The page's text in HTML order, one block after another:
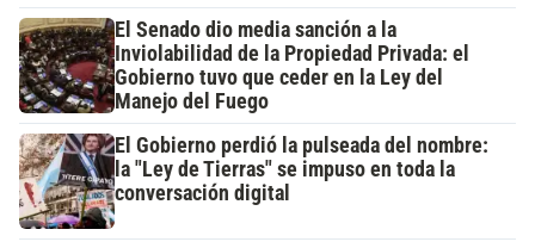
El Senado dio media sanción a la
Inviolabilidad de la Propiedad Privada: el
Gobierno tuvo que ceder en la Ley del
Manejo del Fuego
El Gobierno perdió la pulseada del nombre:
la "Ley de Tierras" se impuso en toda la
conversación digital